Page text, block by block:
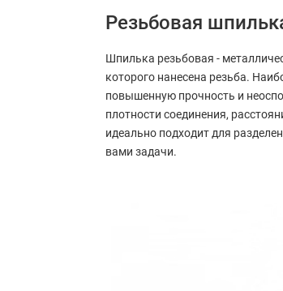
Резьбовая
Шпилька резьбовая -
которого нанесена резьба.
повышенную прочность и
плотности соединения,
идеально подходит для
вами задачи.